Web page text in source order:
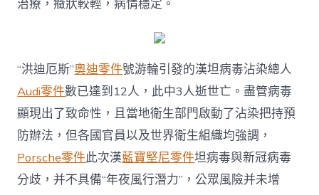
生
風
險
需
被
正
視〉
中
治療，癥狀較輕，病情穩定。
“洪迪厄斯”奧迪零件號游輪引發的漢坦病毒沾染總人
Audi零件數已達到12人，此中3人逝世亡。盡管病毒
顯現出了致命性，且當地衛生部門啟動了沾染把持預
防辦法，但各國官員以及世界衛生組織均強調，
Porsche零件此次漢藍寶堅尼零件坦病毒與新冠病毒
分歧，并不具備“年夜風行潛力”，公眾風險并未增